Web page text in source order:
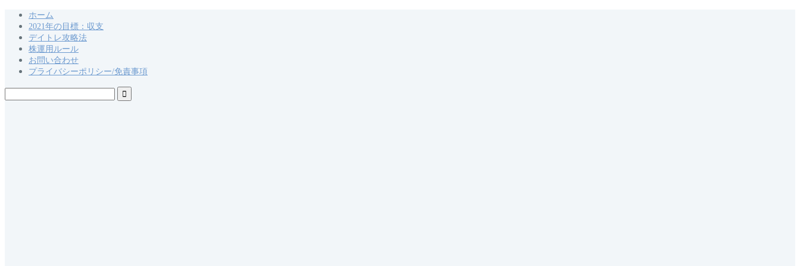
ホーム
2021年の目標：収支
デイトレ攻略法
株運用ルール
お問い合わせ
プライバシーポリシー/免責事項